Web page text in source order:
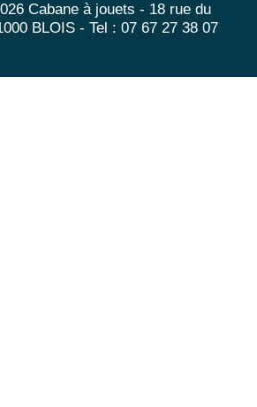
Cabane à jouets - 18 rue du
BLOIS - Tel : 07 67 27 38 07